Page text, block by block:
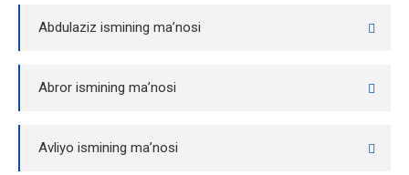
Abdulaziz ismining ma’nosi
Abror ismining ma’nosi
Avliyo ismining ma’nosi